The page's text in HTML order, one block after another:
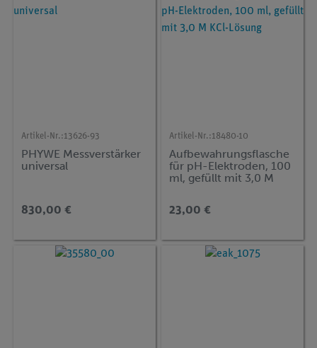
Artikel-Nr.:13626-93
PHYWE Messverstärker
universal
830,00 €
Artikel-Nr.:18480-10
Aufbewahrungsflasche
für pH-Elektroden, 100
ml, gefüllt mit 3,0 M
23,00 €